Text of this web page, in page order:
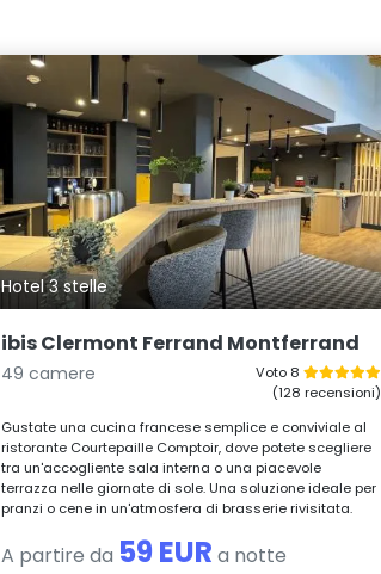
Hotel 3 stelle
ibis Clermont Ferrand Montferrand
49 camere
Voto 8
(128 recensioni)
Gustate una cucina francese semplice e conviviale al
ristorante Courtepaille Comptoir, dove potete scegliere
tra un'accogliente sala interna o una piacevole
terrazza nelle giornate di sole. Una soluzione ideale per
pranzi o cene in un'atmosfera di brasserie rivisitata.
A partire da 59 EUR a notte